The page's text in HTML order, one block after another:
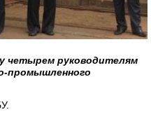
четырем руководителям
промышленного